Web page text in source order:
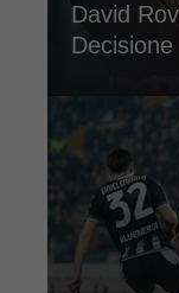
David
Decisione